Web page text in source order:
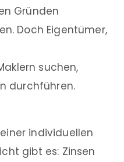
Gründen
Doch Eigentümer,
suchen,
durchführen.
individuellen
gibt es: Zinsen